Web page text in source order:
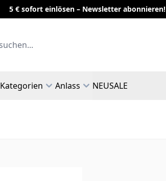
5 € sofort einlösen – Newsletter abonnieren!
Kategorien Anlass NEUSALE